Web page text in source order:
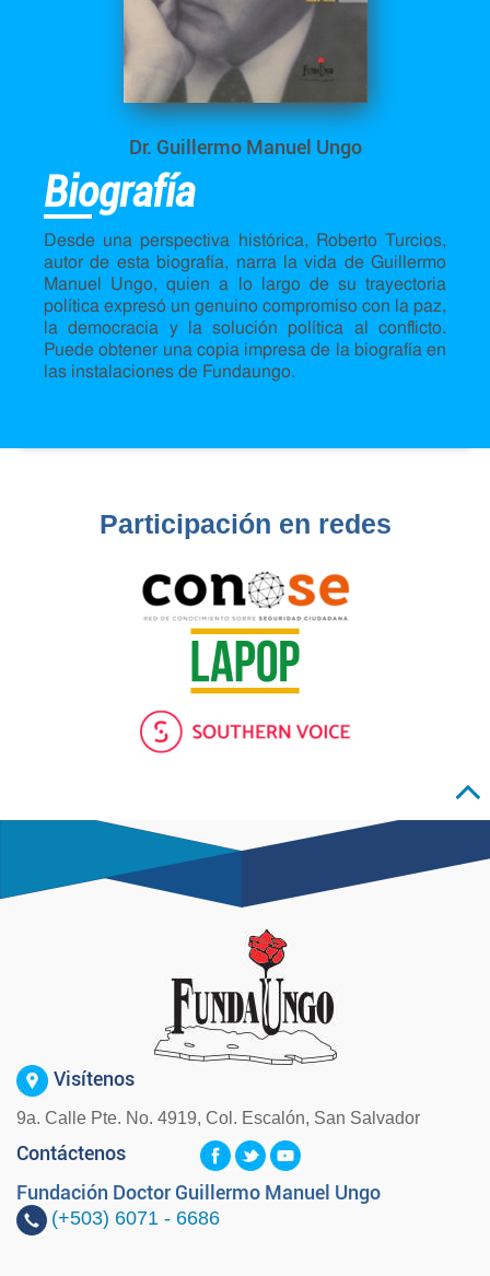
Dr. Guillermo Manuel Ungo
Biografía
Desde una perspectiva histórica, Roberto Turcios,
autor de esta biografía, narra la vida de Guillermo
Manuel Ungo, quien a lo largo de su trayectoria
política expresó un genuino compromiso con la paz,
la democracia y la solución política al conflicto.
Puede obtener una copia impresa de la biografía en
las instalaciones de Fundaungo.
Participación en redes
Visítenos
9a. Calle Pte. No. 4919, Col. Escalón, San Salvador
Contáctenos
Fundación Doctor Guillermo Manuel Ungo
(+503) 6071 - 6686